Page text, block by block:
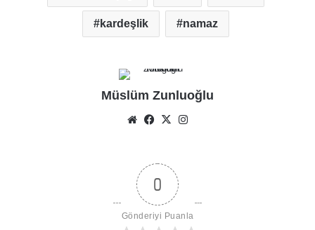
kardeşlik namaz
Müslüm Zunluoğlu
Web Facebook
X
0
Gönderiyi Puanla